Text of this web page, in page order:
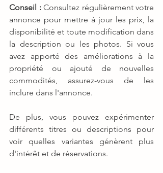
Conseil : Consultez régulièrement votre
annonce pour mettre à jour les prix, la
disponibilité et toute modification dans
la description ou les photos. Si vous
avez apporté des améliorations à la
propriété ou ajouté de nouvelles
commodités, assurez-vous de les
inclure dans l'annonce.
De plus, vous pouvez expérimenter
différents titres ou descriptions pour
voir quelles variantes génèrent plus
d'intérêt et de réservations.